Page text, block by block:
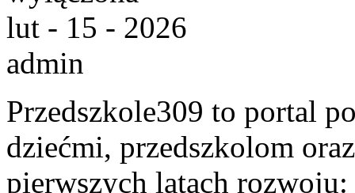
lut - 15 - 2026
admin
Przedszkole309 to portal
dziećmi, przedszkolom
pierwszych latach